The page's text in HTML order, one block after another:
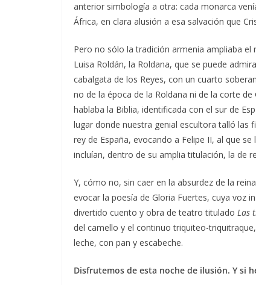
anterior simbología a otra: cada monarca
África, en clara alusión a esa salvación que
Pero no sólo la tradición armenia ampliaba
Luisa Roldán, la Roldana, que se puede
cabalgata de los Reyes, con un cuarto
no de la época de la Roldana ni de la corte
hablaba la Biblia, identificada con el sur de
lugar donde nuestra genial escultora talló las
rey de España, evocando a Felipe II, al que
incluían, dentro de su amplia titulación, la de
Y, cómo no, sin caer en la absurdez de la
evocar la poesía de Gloria Fuertes, cuya voz
divertido cuento y obra de teatro titulado Las
del camello y el continuo triquiteo-
leche, con pan y escabeche.
Disfrutemos de esta noche de ilusión. Y si